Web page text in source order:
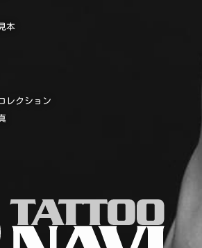
本
レクション